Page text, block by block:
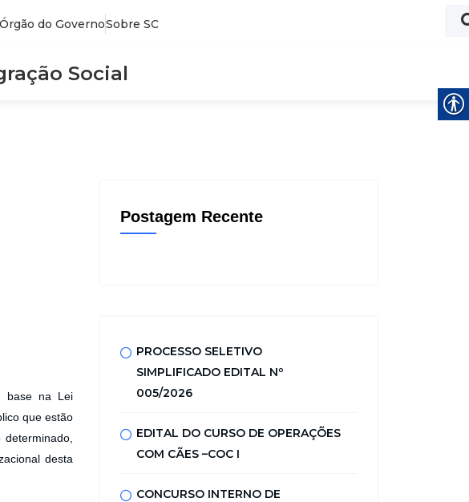
Órgão do GovernoSobre SC
Social
base na Lei
que estão
desta
Postagem Recente
PROCESSO SELETIVO
SIMPLIFICADO EDITAL Nº
005/2026
EDITAL DO CURSO DE OPERAÇÕES
COM CÃES –COC I
CONCURSO INTERNO DE